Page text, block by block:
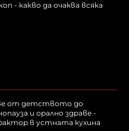
- какво да очаква всяка
от детството до
и орално здраве -
в устната кухина